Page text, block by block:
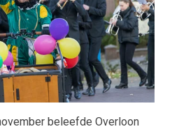
beleefde Overloon